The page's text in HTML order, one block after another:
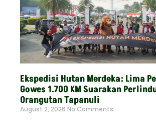
Ekspedisi Hutan Merdeka: Lima
Gowes 1.700 KM Suarakan
Orangutan Tapanuli
August 2, 2026 No Comments